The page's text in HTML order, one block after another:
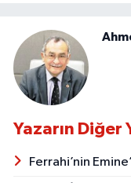
Yazarın Diğer
Ferrahi’nin